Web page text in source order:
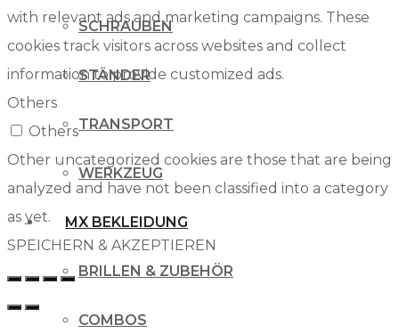
SCHRAUBEN
STÄNDER
TRANSPORT
WERKZEUG
MX BEKLEIDUNG
BRILLEN & ZUBEHÖR
COMBOS
with relevant ads and marketing campaigns. These
cookies track visitors across websites and collect
information to provide customized ads.
Others
Others
Other uncategorized cookies are those that are being
analyzed and have not been classified into a category
as yet.
SPEICHERN & AKZEPTIEREN